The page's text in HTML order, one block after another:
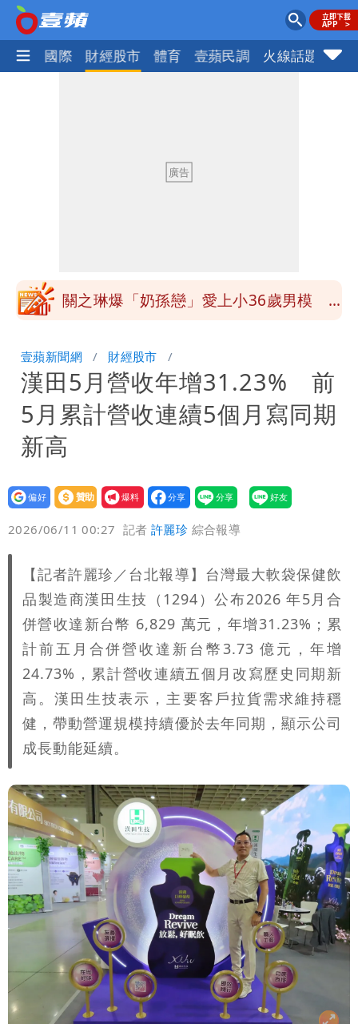
社會 國際 財經股市 體育 壹蘋民調 火線話題
勝：時間久看出睿智
泰國校園爆槍響！2師中彈亡20人傷 槍
高是這縣市
關之琳爆「奶孫戀」愛上小36歲男模
最快今晚移送北檢複訊
買疫苗被詐10億！她籲慈濟公開說明
捐款人有權知真相
蔡英文變「台東蔡主委」嚇壞一堆人！他
驚：戰局變五五波
白海豚颱風攪局父親節！明雨量「紅到發
紫」
女律師詐慈濟10億 坐擁232公斤黃金仍
接案！同業酸：我輩楷模
明金成離世留下雙胞胎 4歲兒與老師一
段對話催淚
演習登場！搭雙鐵、航班3大注意事項快
看
慈濟遭詐10.6億！網紅揪聲明「疑點重
重」 1細節避而不談
蔣萬安民調只贏5％「現任優勢去哪？」
媒體人嘆：真的該緊張了
97萬網紅「肥大叔」驚傳猝逝！最後身
影曝 網驚覺不對
慈濟被騙10億！陳時中一語成讖 王必
勝：時間久看出睿智
泰國校園爆槍響！2師中彈亡20人傷 槍
手疑學生
壹蘋新聞網 財經股市
漢田5月營收年增31.23% 前
5月累計營收連續5個月寫同期
新高
設為
贊助
我要
爆料
2026/06/11 00:27 記者許麗珍 綜合報導
【記者許麗珍／台北報導】台灣最大軟袋保健飲
品製造商漢田生技（1294）公布2026 年5月合
併營收達新台幣 6,829 萬元，年增31.23%；累
計前五月合併營收達新台幣3.73 億元，年增
24.73%，累計營收連續五個月改寫歷史同期新
高。漢田生技表示，主要客戶拉貨需求維持穩
健，帶動營運規模持續優於去年同期，顯示公司
成長動能延續。